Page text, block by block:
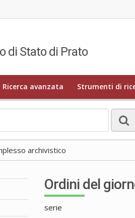
di Stato di Prato
Ricerca avanzata Strumenti di
archivistico
Ordini del
serie